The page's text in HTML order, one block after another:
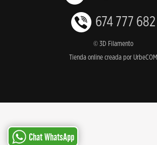
674 777 682
© 3D Filamento
Tienda online creada por UrbeCOM
Chat WhatsApp